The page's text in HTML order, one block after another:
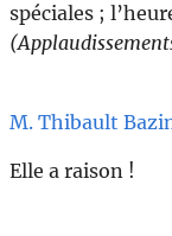
spéciales ;
M. Thibault
Elle a raison !